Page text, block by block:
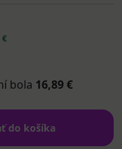
€
bola 16,89 €
do košíka